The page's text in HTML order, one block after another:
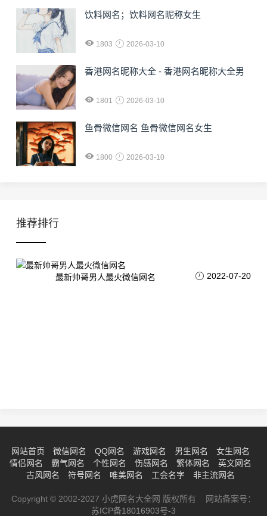
饮料网名；饮料网名昵称女生
1803 2026-03-10
香港网名昵称大全 - 香港网名昵称大全男
1801 2026-03-10
鱼骨微信网名 鱼骨微信网名女生
1800 2026-03-10
推荐排行
最新帅哥男人最火微信网名 2022-07-20
网站首页 微信网名 QQ网名 游戏网名 男生网名
女生网名
情侣网名
霸气网名 个性网名 伤感网名 繁体网名
英文网名
古风网名
符号网名 唯美网名 工会名字 非主流网名
Copyright © 2002-2027 小虎网名大全网 版权所有 网站备案号：
苏ICP备18016903号-3